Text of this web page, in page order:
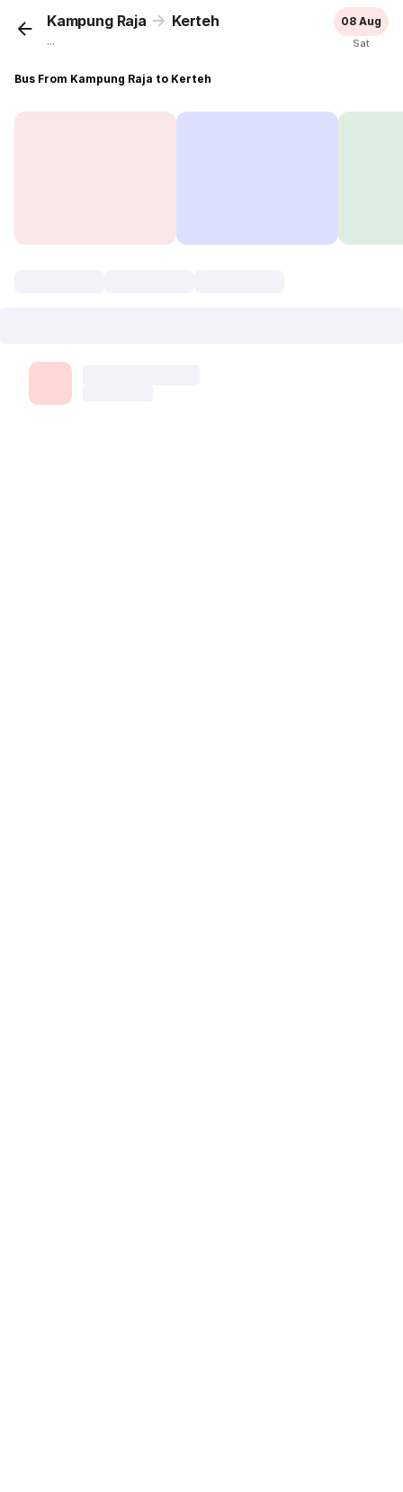
Kampung Raja Kerteh
...
08 Aug
Sat
Bus From Kampung Raja to Kerteh